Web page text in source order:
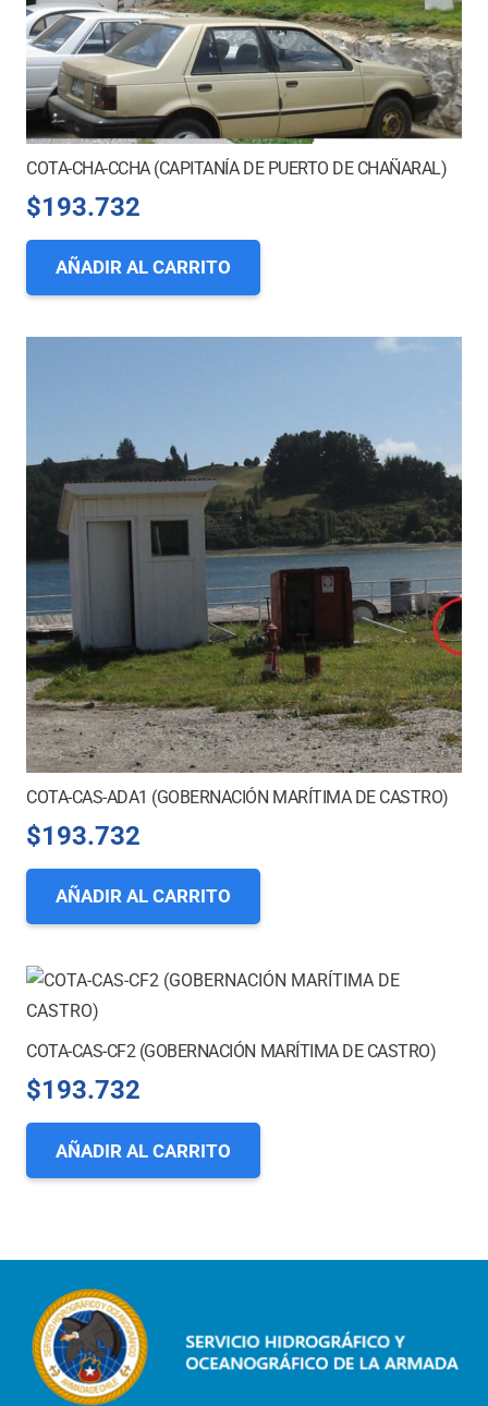
COTA-CHA-CCHA (CAPITANÍA DE PUERTO DE CHAÑARAL)
$193.732
AÑADIR AL CARRITO
COTA-CAS-ADA1 (GOBERNACIÓN MARÍTIMA DE CASTRO)
$193.732
AÑADIR AL CARRITO
COTA-CAS-CF2 (GOBERNACIÓN MARÍTIMA DE CASTRO)
$193.732
AÑADIR AL CARRITO